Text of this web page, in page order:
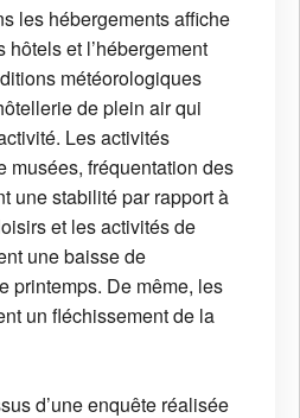
les hébergements affiche
et l’hébergement
météorologiques
de plein air qui
Les activités
musées, fréquentation des
une stabilité par rapport à
et les activités de
une baisse de
printemps. De même, les
un fléchissement de la
d’une enquête réalisée